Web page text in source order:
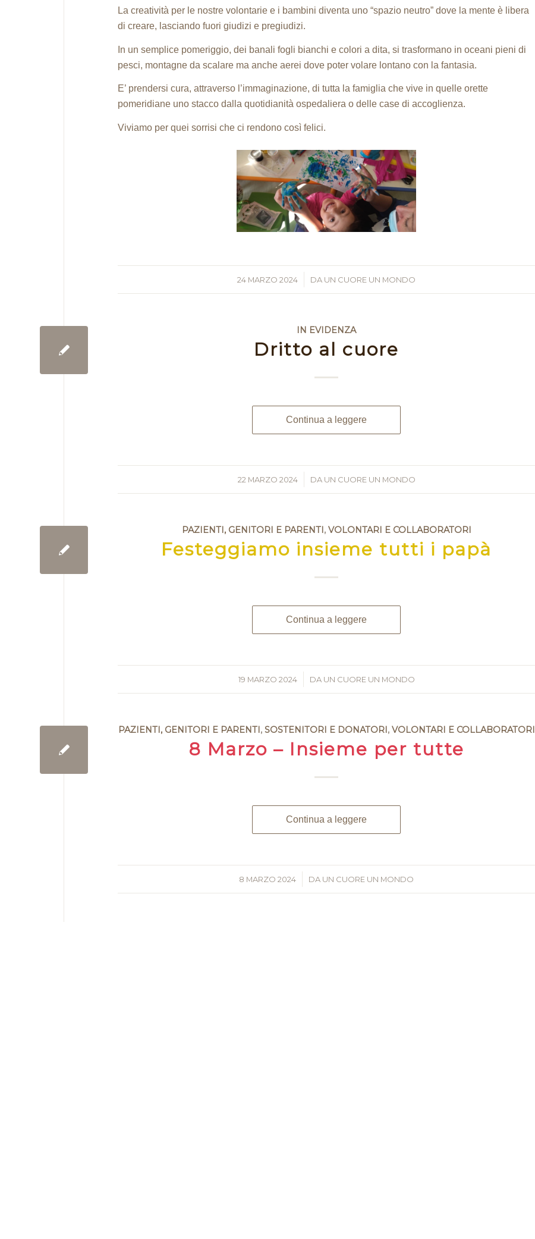
La creatività per le nostre volontarie e i bambini diventa uno “spazio neutro” dove la mente è libera
di creare, lasciando fuori giudizi e pregiudizi.
In un semplice pomeriggio, dei banali fogli bianchi e colori a dita, si trasformano in oceani pieni di
pesci, montagne da scalare ma anche aerei dove poter volare lontano con la fantasia.
E’ prendersi cura, attraverso l’immaginazione, di tutta la famiglia che vive in quelle orette
pomeridiane uno stacco dalla quotidianità ospedaliera o delle case di accoglienza.
Viviamo per quei sorrisi che ci rendono così felici.
24 MARZO 2024
/ DA UN CUORE UN MONDO
IN EVIDENZA
Dritto al cuore
Continua a leggere
22 MARZO 2024
/ DA UN CUORE UN MONDO
PAZIENTI, GENITORI E PARENTI, VOLONTARI E COLLABORATORI
Festeggiamo insieme tutti i papà
Continua a leggere
19 MARZO 2024
/ DA UN CUORE UN MONDO
PAZIENTI, GENITORI E PARENTI, SOSTENITORI E DONATORI, VOLONTARI E COLLABORATORI
8 Marzo – Insieme per tutte
Continua a leggere
8 MARZO 2024
/ DA UN CUORE UN MONDO